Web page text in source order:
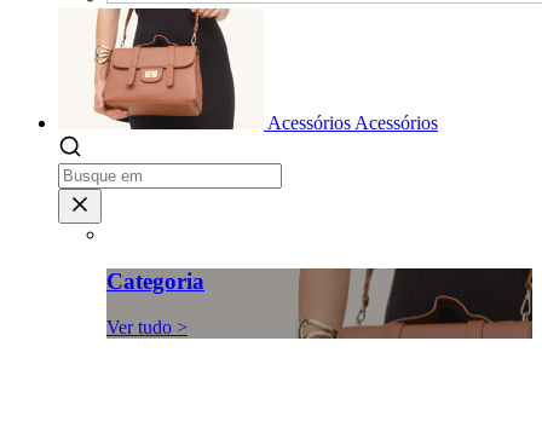
Acessórios Acessórios
Categoria
Ver tudo >